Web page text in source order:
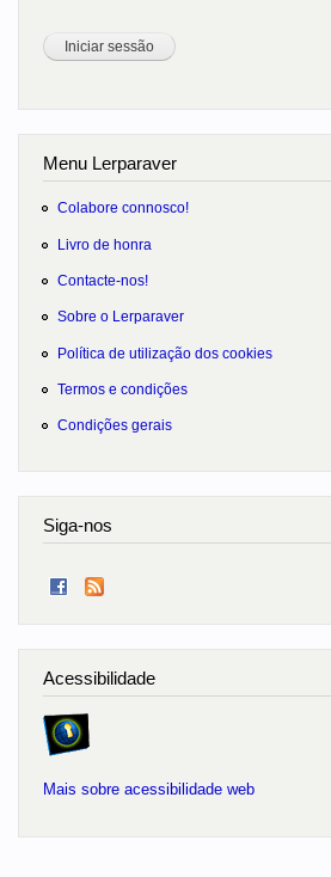
Menu Lerparaver
Colabore connosco!
Livro de honra
Contacte-nos!
Sobre o Lerparaver
Política de utilização dos cookies
Termos e condições
Condições gerais
Siga-nos
Acessibilidade
Mais sobre acessibilidade web